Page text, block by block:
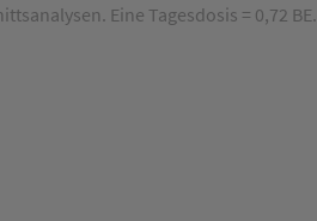
Eine Tagesdosis = 0,72 BE.